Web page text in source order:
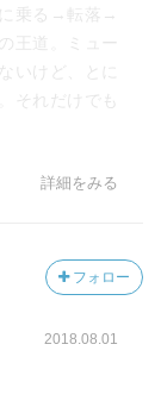
乗る→転落→
王道。ミュー
いけど、とに
それだけでも
詳細をみる
フォロー
2018.08.01